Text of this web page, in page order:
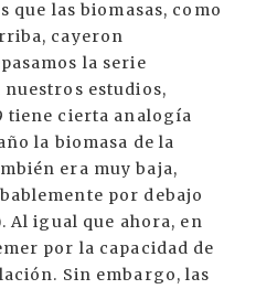
que las biomasas, como
cayeron
la serie
estudios,
tiene cierta analogía
la biomasa de la
era muy baja,
por debajo
igual que ahora, en
por la capacidad de
Sin embargo, las